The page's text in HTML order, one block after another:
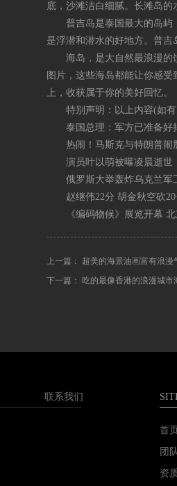
底，沙滩洁白细腻。长滩岛的
普吉岛是泰国最大的岛屿，
是浮潜和潜水的好地方。普吉
海岛，是大自然最浪漫的馈
图片 ，这些海岛都能让你感
上，收获属于你的美好回忆。
特别声明：以上内容(如有
泰国总理：军方已准备好捍
热闹！马斯克与特朗普闹掰
演员叶以萌被曝凌晨逝世，
俄罗斯大举轰炸乌克兰军工
赵继伟22分 胡金秋空砍
《编码物候》展览开幕 北
上一篇： 超美的海景油画富有浪漫
下一篇： 吃的最像香港的浪漫城
联系我们
首页
团
资